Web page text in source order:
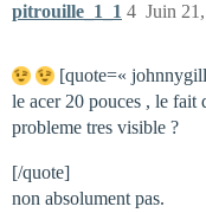
pitrouille_1_1 Juin
4
[quote=«
le acer 20 pouces , le
probleme tres visible ?
[/quote]
non absolument pas.